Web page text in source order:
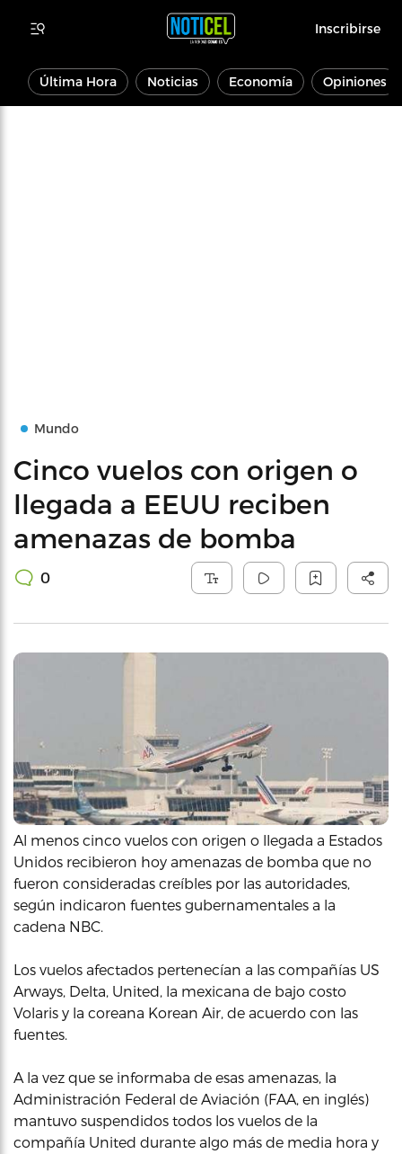
Inscribirse
Última Hora Noticias Economía Opiniones
Mundo
Cinco vuelos con origen o
llegada a EEUU reciben
amenazas de bomba
0
Al menos cinco vuelos con origen o llegada a Estados
Unidos recibieron hoy amenazas de bomba que no
fueron consideradas creíbles por las autoridades,
según indicaron fuentes gubernamentales a la
cadena NBC.
Los vuelos afectados pertenecían a las compañías US
Arways, Delta, United, la mexicana de bajo costo
Volaris y la coreana Korean Air, de acuerdo con las
fuentes.
A la vez que se informaba de esas amenazas, la
Administración Federal de Aviación (FAA, en inglés)
mantuvo suspendidos todos los vuelos de la
compañía United durante algo más de media hora y